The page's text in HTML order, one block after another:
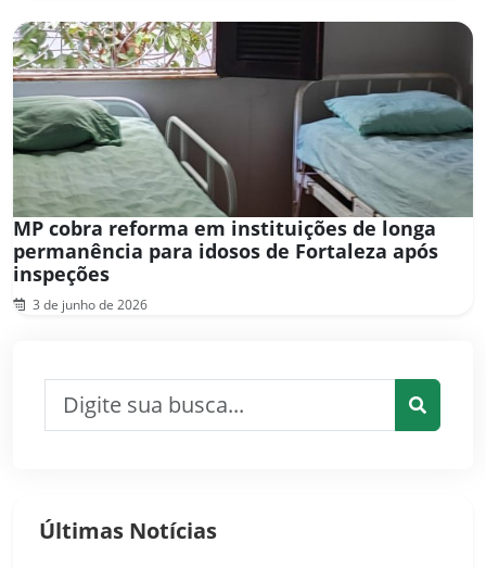
MP cobra reforma em instituições de longa
permanência para idosos de Fortaleza após
inspeções
3 de junho de 2026
Últimas Notícias